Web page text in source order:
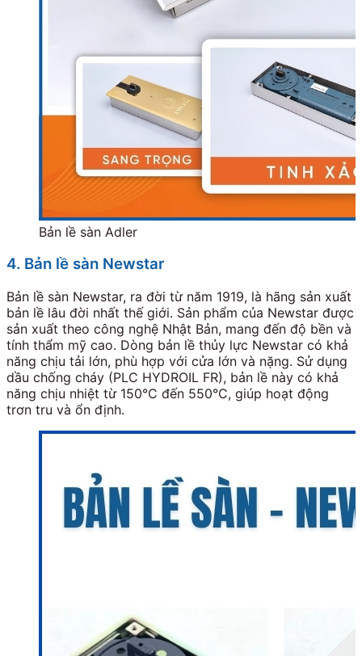
Bản lề sàn Adler
4. Bản lề sàn Newstar
Bản lề sàn Newstar, ra đời từ năm 1919, là hãng sản xuất
bản lề lâu đời nhất thế giới. Sản phẩm của Newstar được
sản xuất theo công nghệ Nhật Bản, mang đến độ bền và
tính thẩm mỹ cao. Dòng bản lề thủy lực Newstar có khả
năng chịu tải lớn, phù hợp với cửa lớn và nặng. Sử dụng
dầu chống cháy (PLC HYDROIL FR), bản lề này có khả
năng chịu nhiệt từ 150°C đến 550°C, giúp hoạt động
trơn tru và ổn định.